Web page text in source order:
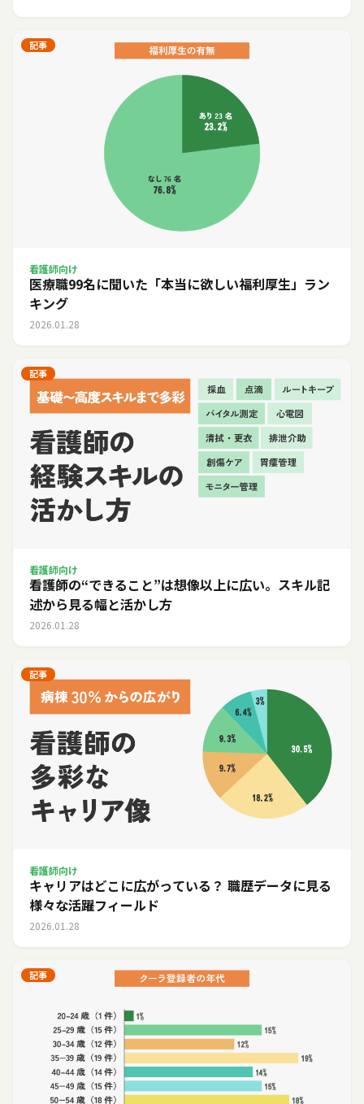
記事
看護師向け
医療職99名に聞いた「本当に欲しい福利厚生」ラン
キング
2026.01.28
記事
看護師向け
看護師の“できること”は想像以上に広い。スキル記
述から見る幅と活かし方
2026.01.28
記事
看護師向け
キャリアはどこに広がっている？ 職歴データに見る
様々な活躍フィールド
2026.01.28
記事